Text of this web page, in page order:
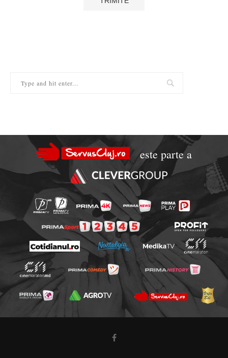
este parte a